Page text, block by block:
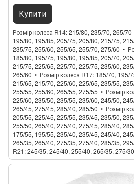
Купити
Розмір колеса R14 215/80, 235/70, 265/70
195/80, 195/85, 205/75, 205/80, 215/75,
235/75, 255/60, 255/65, 255/70, 275/60
185/80, 195/75, 195/80, 195/85, 205/70,
215/75, 225/65, 225/70, 225/75, 235/60,
265/60
Розмір колеса R17 185/70, 195/
215/65, 215/70, 225/60, 225/65, 235/55,
255/55, 255/60, 265/55, 275/55
Розмір
225/60, 235/50, 235/55, 235/60, 245/50,
265/45, 275/45, 285/40, 285/50
Розмір
205/55, 225/45, 225/55, 235/45, 235/50,
255/50, 265/40, 275/40, 275/45, 285/40,
175/55, 195/55, 235/40, 235/45, 245/40,
265/35, 265/40, 275/35, 275/40, 285/35,
R21 245/35, 245/40, 255/40, 265/35, 275/